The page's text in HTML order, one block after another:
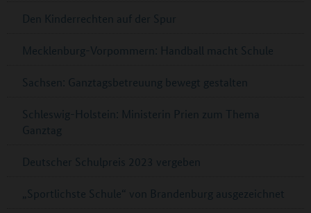
Den Kinderrechten auf der Spur
Mecklenburg-Vorpommern: Handball macht Schule
Sachsen: Ganztagsbetreuung bewegt gestalten
Schleswig-Holstein: Ministerin Prien zum Thema
Ganztag
Deutscher Schulpreis 2023 vergeben
„Sportlichste Schule“ von Brandenburg ausgezeichnet